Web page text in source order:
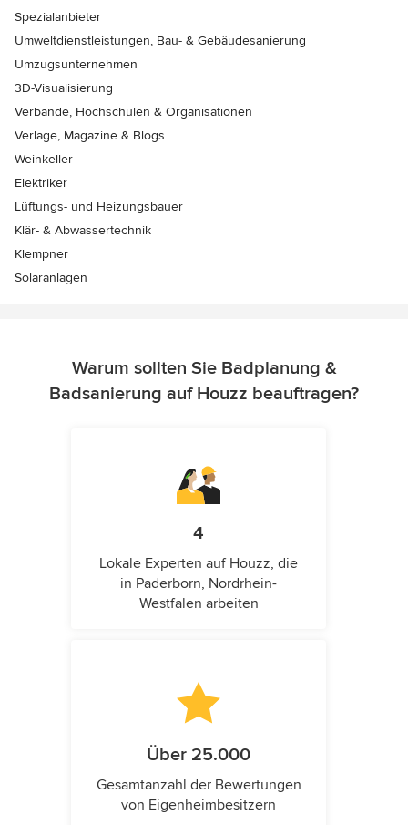
Spezialanbieter
Umweltdienstleistungen, Bau- & Gebäudesanierung
Umzugsunternehmen
3D-Visualisierung
Verbände, Hochschulen & Organisationen
Verlage, Magazine & Blogs
Weinkeller
Elektriker
Lüftungs- und Heizungsbauer
Klär- & Abwassertechnik
Klempner
Solaranlagen
Warum sollten Sie Badplanung &
Badsanierung auf Houzz beauftragen?
4
Lokale Experten auf Houzz, die
in Paderborn, Nordrhein-
Westfalen arbeiten
Über 25.000
Gesamtanzahl der Bewertungen
von Eigenheimbesitzern